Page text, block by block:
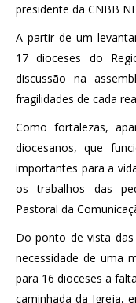
presidente da CNBB
A partir de um
17 dioceses do
discussão na
fragilidades de cada
Como fortalezas,
diocesanos, que
importantes para a
os trabalhos das
Pastoral da
Do ponto de vista
necessidade de uma
para 16 dioceses a
caminhada da Igreja,